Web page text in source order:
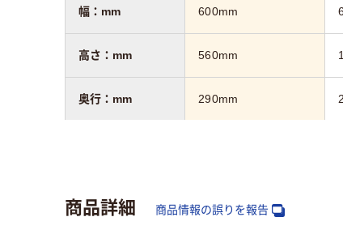
600mm
560mm
290mm
幅：mm
高さ：mm
奥行：mm
商品詳細 商品情報の誤りを報告